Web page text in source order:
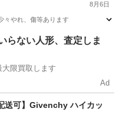
8月6日
やれ、傷等あります
louis vuitton
らない人形、査定しま
限買取します
Ad
送可】Givenchy ハイカッ